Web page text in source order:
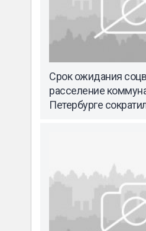
Срок ожидания
расселение
Петербурге